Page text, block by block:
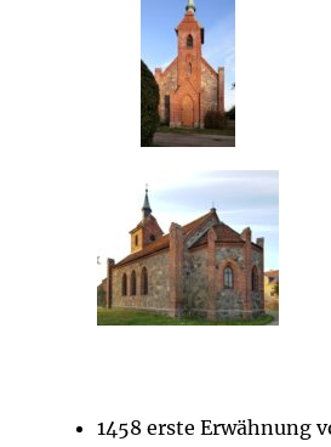
1458 erste Erwähnung